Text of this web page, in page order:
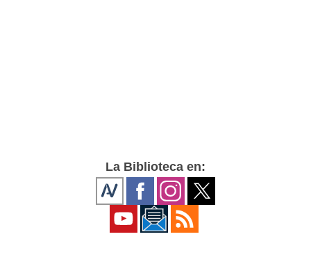
La Biblioteca en: